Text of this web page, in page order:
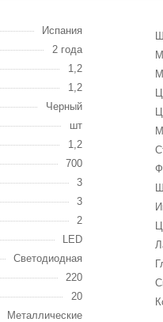
Испания
2 года
1,2
1,2
Черный
шт
1,2
700
3
3
2
LED
Светодиодная
220
20
Металлические